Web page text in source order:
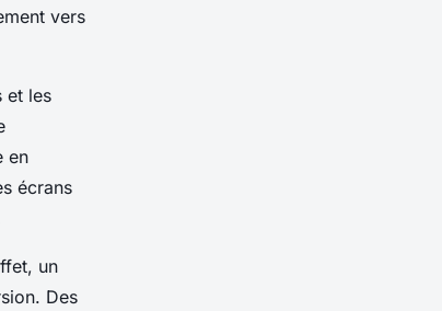
vers
et les
en
écrans
un
Des